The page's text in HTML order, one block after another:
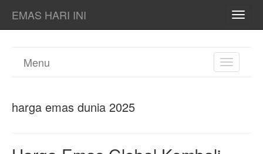
EMAS HARI INI
TOGGLE
Menu
harga emas dunia 2025